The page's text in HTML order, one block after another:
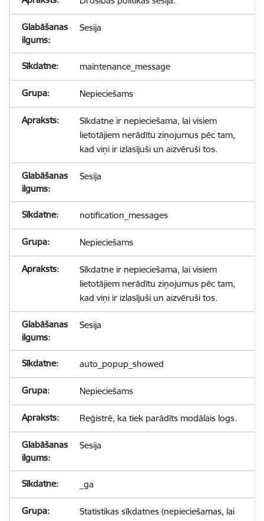
Sesija
maintenance_message
Nepieciešams
Sīkdatne ir nepieciešama, lai visiem
lietotājiem nerādītu ziņojumus pēc tam,
kad viņi ir izlasījuši un aizvēruši tos.
Sesija
notification_messages
Nepieciešams
Sīkdatne ir nepieciešama, lai visiem
lietotājiem nerādītu ziņojumus pēc tam,
kad viņi ir izlasījuši un aizvēruši tos.
Sesija
auto_popup_showed
Nepieciešams
Reģistrē, ka tiek parādīts modālais logs.
Sesija
_ga
Statistikas sīkdatnes (nepieciešamas, lai